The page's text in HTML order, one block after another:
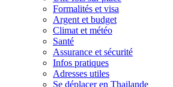
Formalités et visa
Argent et budget
Climat et météo
Santé
Assurance et sécurité
Infos pratiques
Adresses utiles
Se déplacer en Thailande